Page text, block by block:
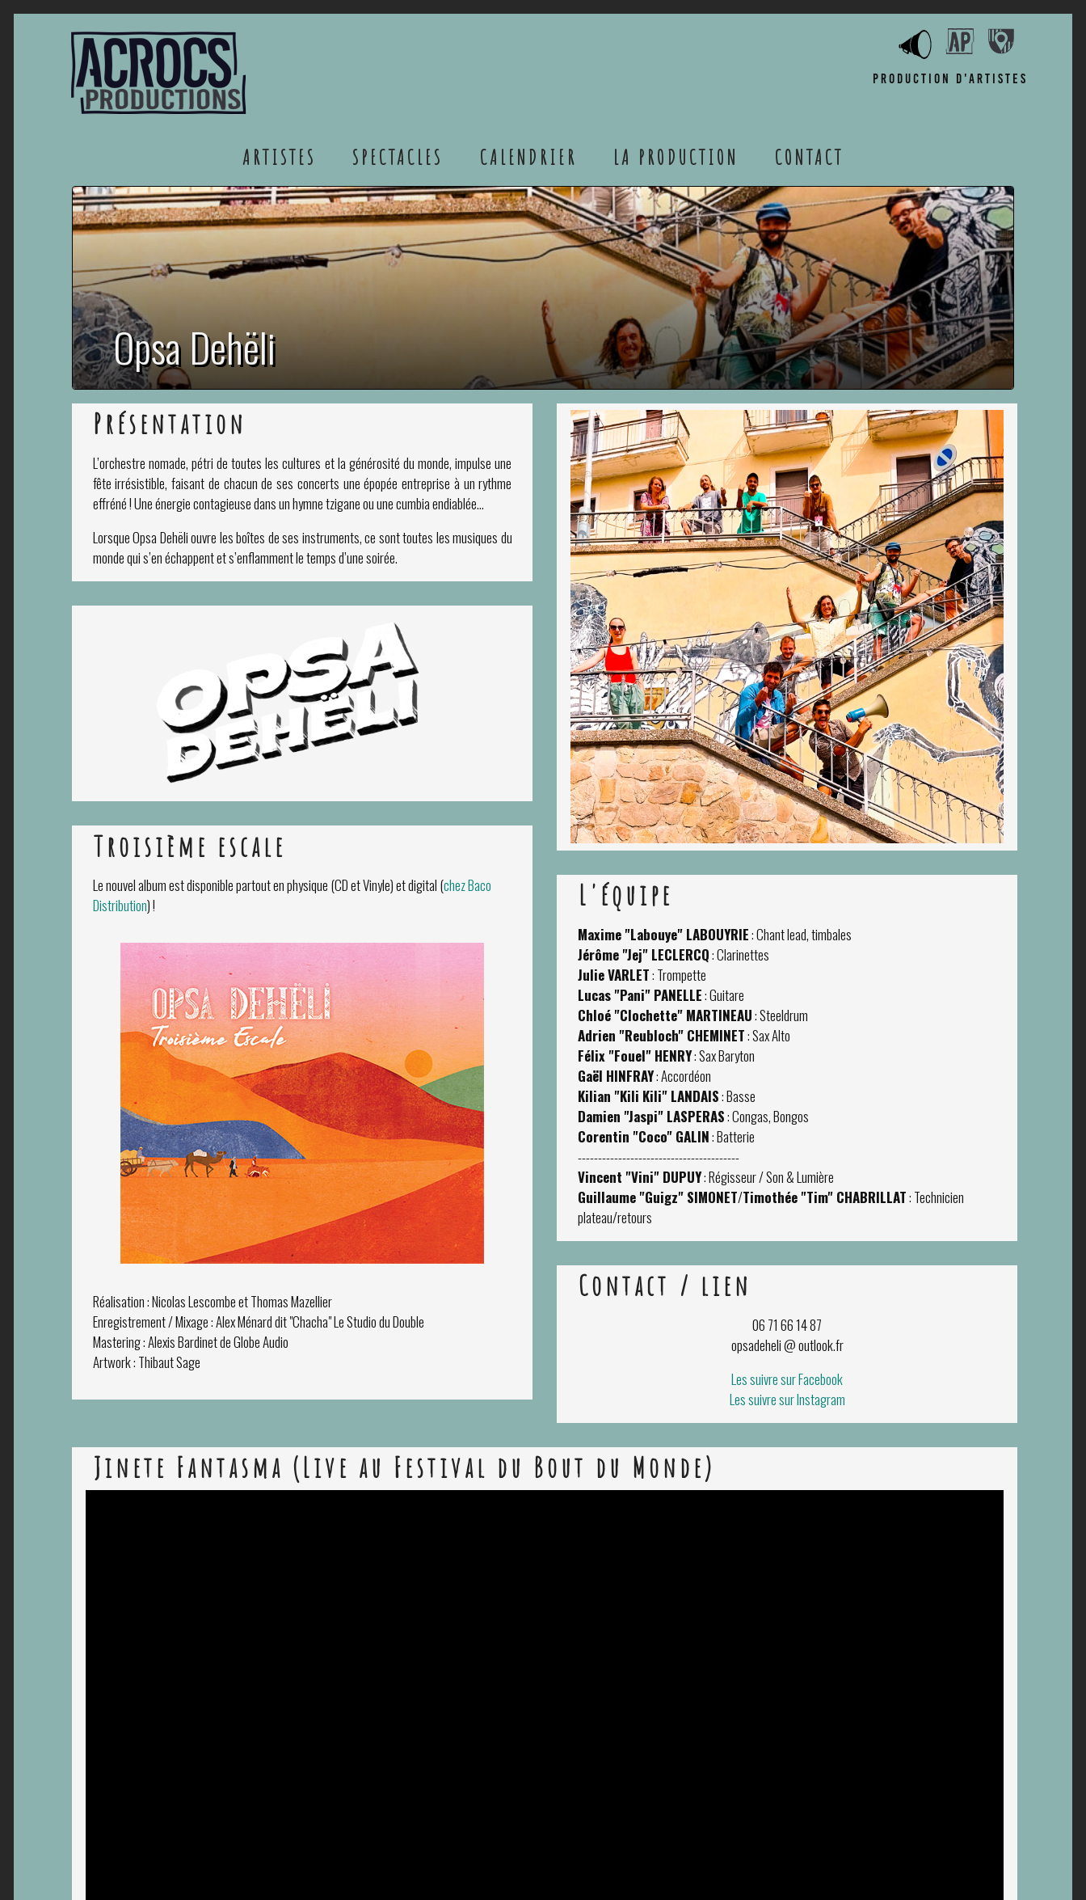
Production d'artistes
ARTISTES SPECTACLES CALENDRIER LA PRODUCTION CONTACT
Opsa Dehëli
Présentation
L’orchestre nomade, pétri de toutes les cultures et la générosité du monde, impulse une
fête irrésistible, faisant de chacun de ses concerts une épopée entreprise à un rythme
effréné ! Une énergie contagieuse dans un hymne tzigane ou une cumbia endiablée…
Lorsque Opsa Dehëli ouvre les boîtes de ses instruments, ce sont toutes les musiques du
monde qui s’en échappent et s’enflamment le temps d’une soirée.
Troisième escale
Le nouvel album est disponible partout en physique (CD et Vinyle) et digital (chez Baco
Distribution) !
Réalisation : Nicolas Lescombe et Thomas Mazellier
Enregistrement / Mixage : Alex Ménard dit "Chacha" Le Studio du Double
Mastering : Alexis Bardinet de Globe Audio
Artwork : Thibaut Sage
L'équipe
Maxime "Labouye" LABOUYRIE: Chant lead, timbales
Jérôme "Jej" LECLERCQ: Clarinettes
Julie VARLET: Trompette
Lucas "Pani" PANELLE: Guitare
Chloé "Clochette" MARTINEAU: Steeldrum
Adrien "Reubloch" CHEMINET: Sax Alto
Félix "Fouel" HENRY: Sax Baryton
Gaël HINFRAY: Accordéon
Kilian "Kili Kili" LANDAIS: Basse
Damien "Jaspi" LASPERAS: Congas, Bongos
Corentin "Coco" GALIN: Batterie
----------------------------------------
Vincent "Vini" DUPUY: Régisseur / Son & Lumière
Guillaume "Guigz" SIMONET/Timothée "Tim" CHABRILLAT: Technicien
plateau/retours
Contact / lien
06 71 66 14 87
opsadeheli @ outlook.fr
Les suivre sur Facebook
Les suivre sur Instagram
Jinete Fantasma (Live au Festival du Bout du Monde)